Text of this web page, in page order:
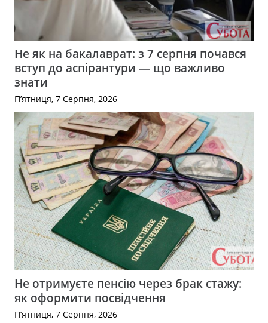
Не як на бакалаврат: з 7 серпня почався
вступ до аспірантури — що важливо
знати
П’ятниця, 7 Серпня, 2026
Не отримуєте пенсію через брак стажу:
як оформити посвідчення
П’ятниця, 7 Серпня, 2026